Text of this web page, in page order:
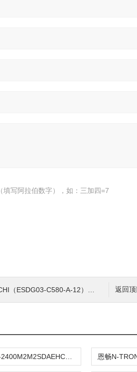
填写阿拉伯数字），如：三加四=7
返回顶
ESDG03-C580-A-12）比例阀控制阀